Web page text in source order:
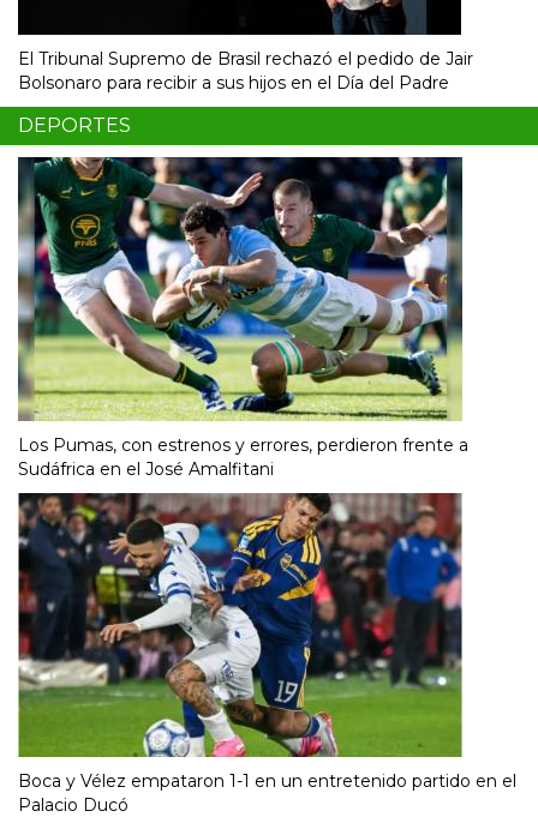
El Tribunal Supremo de Brasil rechazó el pedido de Jair
Bolsonaro para recibir a sus hijos en el Día del Padre
DEPORTES
Los Pumas, con estrenos y errores, perdieron frente a
Sudáfrica en el José Amalfitani
Boca y Vélez empataron 1-1 en un entretenido partido en el
Palacio Ducó